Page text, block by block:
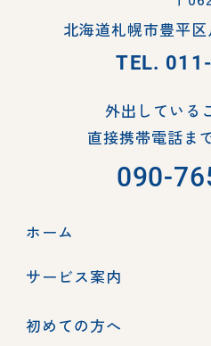
北海道札幌市豊平
TEL.
外出している
直接携帯電話ま
090-
ホーム
サービス案内
初めての方へ